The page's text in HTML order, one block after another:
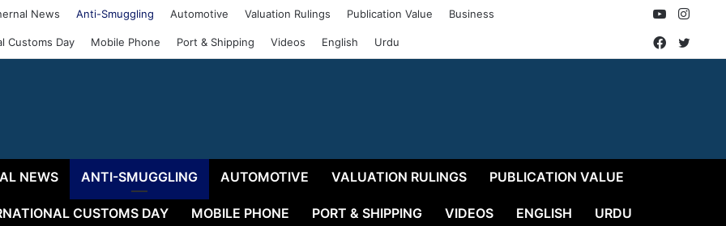
News Anti-Smuggling Automotive Valuation Rulings Publication Value Business
Customs Day Mobile Phone Port & Shipping Videos English Urdu
YouTube
Facebook
NEWS ANTI-SMUGGLING AUTOMOTIVE VALUATION RULINGS PUBLICATION VALUE
CUSTOMS DAY MOBILE PHONE PORT & SHIPPING VIDEOS ENGLISH URDU